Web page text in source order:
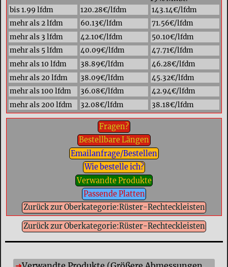
bis 1.99 lfdm
120.28€/lfdm
143.14€/lfdm
mehr als 2 lfdm
60.13€/lfdm
71.56€/lfdm
mehr als 3 lfdm
42.10€/lfdm
50.10€/lfdm
mehr als 5 lfdm
40.09€/lfdm
47.71€/lfdm
mehr als 10 lfdm
38.89€/lfdm
46.28€/lfdm
mehr als 20 lfdm
38.09€/lfdm
45.32€/lfdm
mehr als 100 lfdm
36.08€/lfdm
42.94€/lfdm
mehr als 200 lfdm
32.08€/lfdm 38.18€/lfdm
Fragen?
Bestellbare Längen
Emailanfrage/Bestellen
Wie bestelle ich?
Verwandte Produkte
Passende Platten
Zurück zur Oberkategorie:Rüster-Rechteckleisten
Zurück zur Oberkategorie:Rüster-Rechteckleisten